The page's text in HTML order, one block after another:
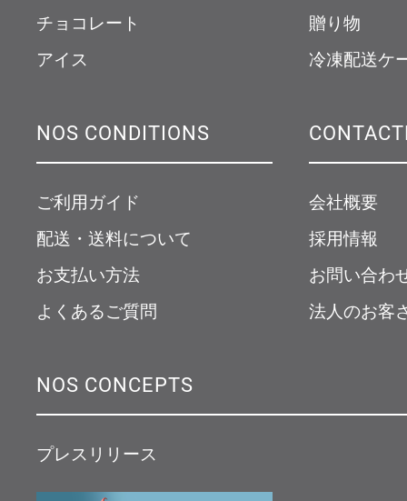
ログイン
チョコレート
アイス
贈り物
冷凍配送ケ
NOS CONDITIONS
ご利用ガイド
配送・送料について
お支払い方法
よくあるご質問
会社概要
採用情報
お問い合わ
法人のお客
NOS CONCEPTS
プレスリリース